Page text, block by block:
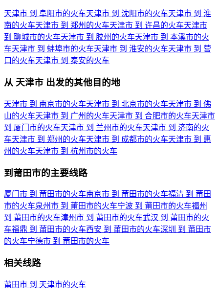
天津市 到 阜阳市的火车天津市 到 沈阳市的火车天津市 到 淮
南的火车天津市 到 郑州的火车天津市 到 许昌的火车天津市
到 聊城市的火车天津市 到 胶州的火车天津市 到 本溪市的火
车天津市 到 蚌埠市的火车天津市 到 淮安的火车天津市 到 营
口的火车天津市 到 泰安的火车
从 天津市 出发的其他目的地
天津市 到 南京市的火车天津市 到 北京市的火车天津市 到 佛
山的火车天津市 到 广州的火车天津市 到 合肥市的火车天津市
到 厦门市的火车天津市 到 兰州市的火车天津市 到 济南的火
车天津市 到 郑州的火车天津市 到 成都市的火车天津市 到 惠
州的火车天津市 到 杭州市的火车
到莆田市的主要线路
厦门市 到 莆田市的火车南京市 到 莆田市的火车福清 到 莆田
市的火车泉州市 到 莆田市的火车宁波 到 莆田市的火车福州
到 莆田市的火车漳州市 到 莆田市的火车武汉 到 莆田市的火
车福鼎 到 莆田市的火车西安 到 莆田市的火车深圳 到 莆田市
的火车宁德市 到 莆田市的火车
相关线路
莆田市 到 天津市的火车